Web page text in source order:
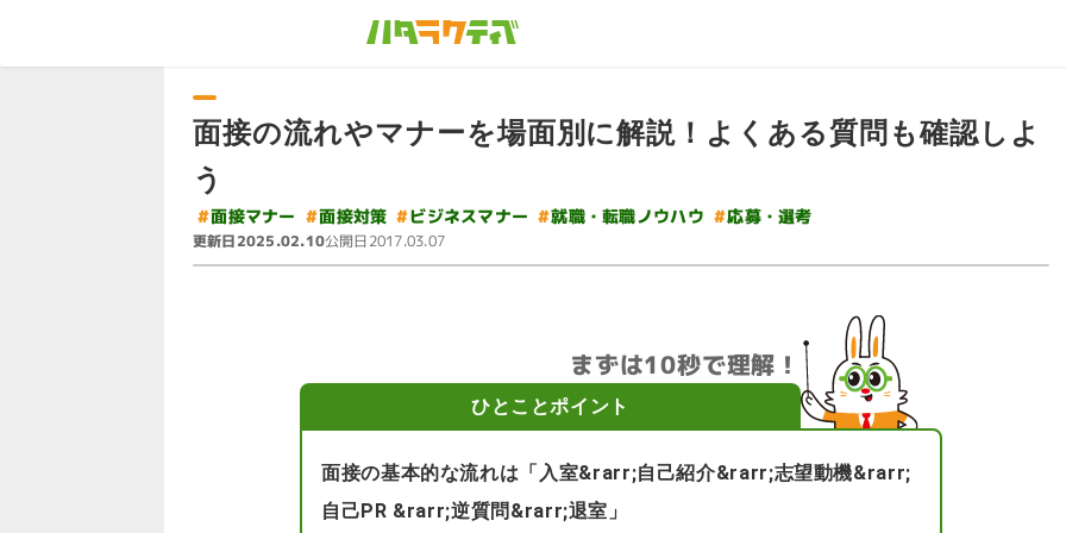
面接の流れやマナーを場面別に解説！よくある質問も確認しよ
う
#面接マナー #面接対策 #ビジネスマナー #就職・転職ノウハウ #応募・選考
更新日2025.02.10公開日2017.03.07
まずは10秒で理解！
ひとことポイント
面接の基本的な流れは「入室&rarr;自己紹介&rarr;志望動機&rarr;
自己PR &rarr;逆質問&rarr;退室」